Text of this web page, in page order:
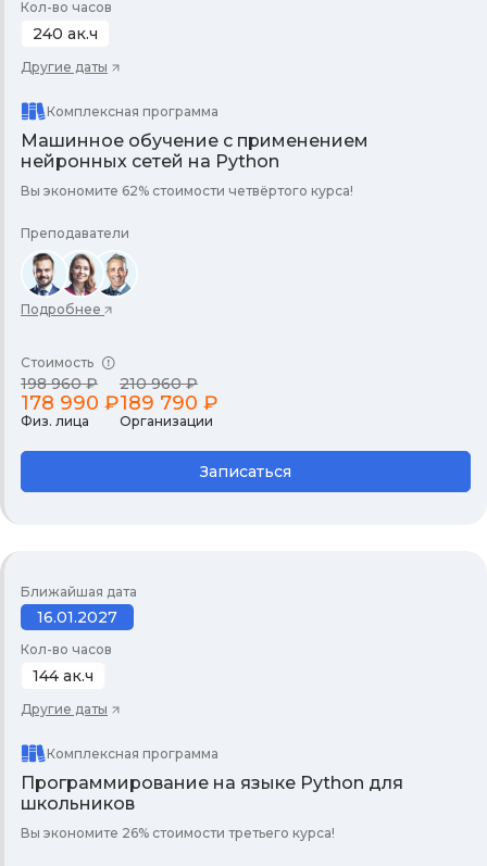
Кол-во часов
240 ак.ч
Другие даты
Комплексная программа
Машинное обучение с применением
нейронных сетей на Python
Вы экономите 62% стоимости четвёртого курса!
Преподаватели
Подробнее
Стоимость
198 960 ₽
178 990 ₽
Физ. лица
210 960 ₽
189 790 ₽
Организации
Записаться
Ближайшая дата
16.01.2027
Кол-во часов
144 ак.ч
Другие даты
Комплексная программа
Программирование на языке Python для
школьников
Вы экономите 26% стоимости третьего курса!